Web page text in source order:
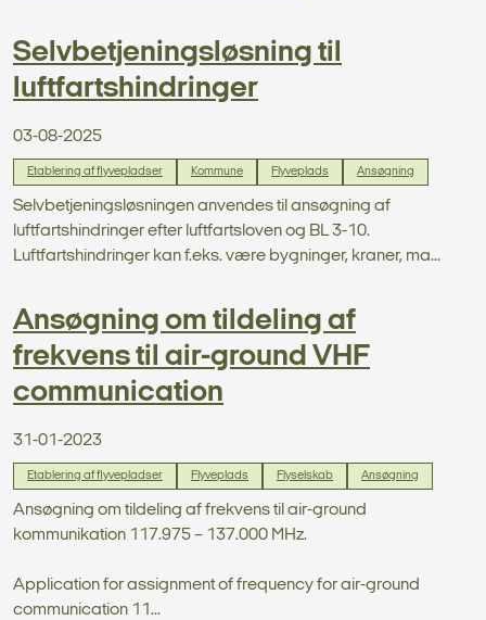
Selvbetjeningsløsning til
luftfartshindringer
03-08-2025
Etablering af flyvepladser Kommune Flyveplads Ansøgning
Selvbetjeningsløsningen anvendes til ansøgning af
luftfartshindringer efter luftfartsloven og BL 3-10.
Luftfartshindringer kan f.eks. være bygninger, kraner, ma...
Ansøgning om tildeling af
frekvens til air-ground VHF
communication
31-01-2023
Etablering af flyvepladser Flyveplads Flyselskab Ansøgning
Ansøgning om tildeling af frekvens til air-ground
kommunikation 117.975 – 137.000 MHz.
Application for assignment of frequency for air-ground
communication 11...